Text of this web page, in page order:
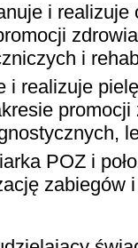
i
i
i realizuje
POZ i
zabiegów